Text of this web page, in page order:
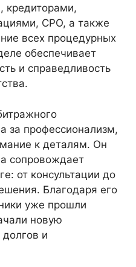
кредиторами,
СРО, а также
всех процедурных
обеспечивает
и справедливость
за профессионализм,
к деталям. Он
сопровождает
от консультации до
Благодаря его
уже прошли
новую
и